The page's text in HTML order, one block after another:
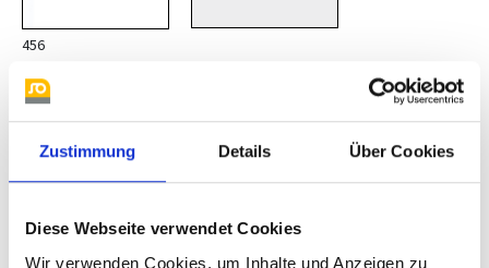
Zustimmung Details Über Cookies
Diese Webseite verwendet Cookies
Wir verwenden Cookies, um Inhalte und Anzeigen zu
456
Anhänger für polierte M 10